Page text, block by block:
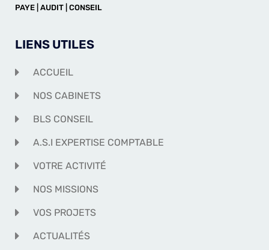
PAYE | AUDIT | CONSEIL
LIENS UTILES
ACCUEIL
NOS CABINETS
BLS CONSEIL
A.S.I EXPERTISE COMPTABLE
VOTRE ACTIVITÉ
NOS MISSIONS
VOS PROJETS
ACTUALITÉS